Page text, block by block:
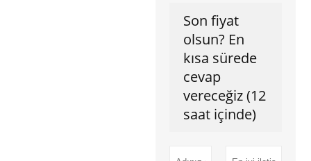
Son fiyat
olsun? En
kısa sürede
cevap
vereceğiz (12
saat içinde)